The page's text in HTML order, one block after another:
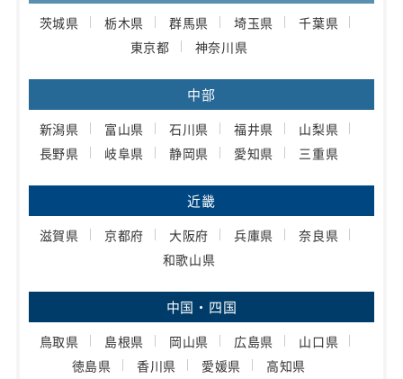
茨城県 栃木県 群馬県 埼玉県
千葉県
東京都
神奈川県
中部
新潟県 富山県 石川県 福井県
山梨県
長野県
岐阜県 静岡県 愛知県 三重県
近畿
滋賀県 京都府 大阪府 兵庫県
奈良県
和歌山県
中国・四国
鳥取県 島根県 岡山県 広島県
山口県
徳島県
香川県 愛媛県 高知県